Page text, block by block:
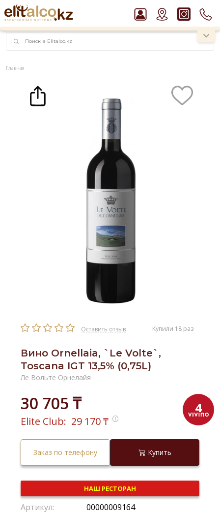
наименований!
instagram.com/rojo.kz
Рекомендуем
Ром Captain Morgan White 37,5%
Водка Smirnoff Red Vodka 37,5%
Джин Gordon`s London Dry Gin 37,5%
Виски Talisker 10 YO Malt 45,8% in Box
Главная
Оставить отзыв Купили 18 раз
Вино Ornellaia, `Le Volte`,
Toscana IGT 13,5% (0,75L)
Ле Вольте Орнелайя
30 705 ₸ 4
Elite Club: 29 170₸
Заказ по телефону Купить
НАШ РЕСТОРАН
Артикул:
00000009164